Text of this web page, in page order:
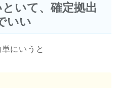
いて、確定拠出
いい
にいうと